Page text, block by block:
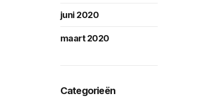
juni 2020
maart 2020
Categorieën